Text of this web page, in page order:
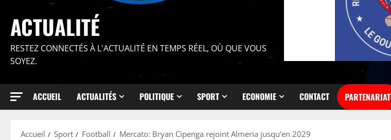
ACTUALITÉ
RESTEZ CONNECTÉS À L'ACTUALITÉ EN TEMPS RÉEL, OÙ QUE VOUS
SOYEZ.
ACCUEIL ACTUALITÉS POLITIQUE SPORT ECONOMIE CONTACT PARTENARIAT
Accueil Sport Football Mercato: Bryan Cipenga rejoint Almeria jusqu’en 2029